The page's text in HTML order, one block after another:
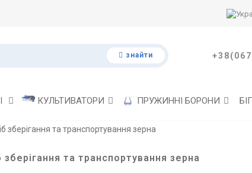
знайти
КУЛЬТИВАТОРИ ПРУЖИННІ БОРОНИ
зберігання та транспортування зерна
та транспортування зерна